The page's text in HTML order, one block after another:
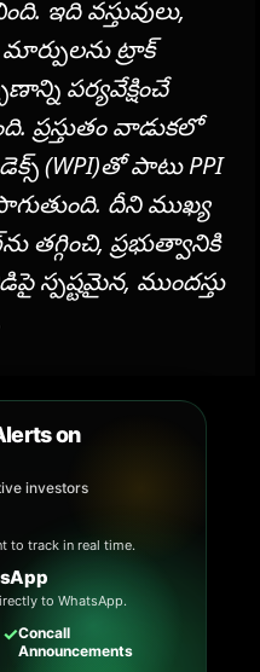
ఇది వస్తువులు,
ట్రాక్
పర్యవేక్షించే
ప్రస్తుతం వాడుకలో
(WPI)తో పాటు PPI
దీని ముఖ్య
తగ్గించి, ప్రభుత్వానికి
స్పష్టమైన, ముందస్తు
on
investors
to track in real time.
to WhatsApp.
✓Concall
Announcements